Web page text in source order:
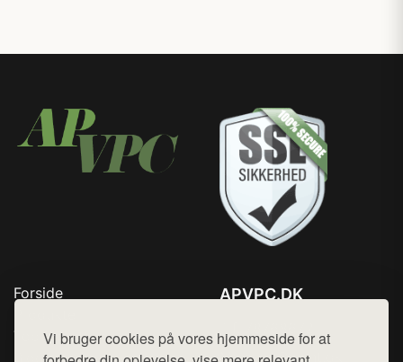
Vi bruger cookies på vores hjemmeside for at
Forside
Top Rabatter
Blog
APVPC.DK
Mail: hej@want.dk